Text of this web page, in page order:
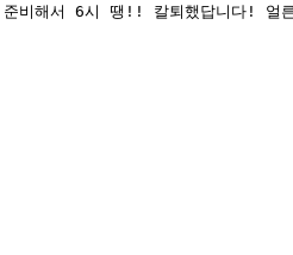
비해서 6시 땡!! 칼퇴했답니다! 얼